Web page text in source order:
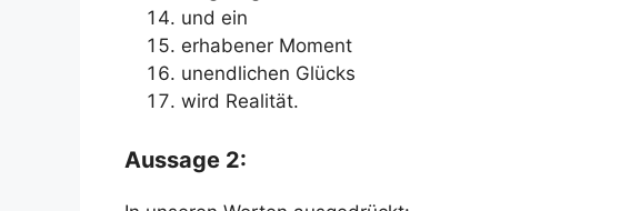
und ein
erhabener Moment
unendlichen Glücks
wird Realität.
Aussage 2: